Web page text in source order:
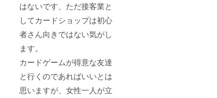
はないです、ただ接客業と
してカードショップは初心
者さん向きではない気がし
ます。
カードゲームが得意な友達
と行くのであればいいとは
思いますが、女性一人が立